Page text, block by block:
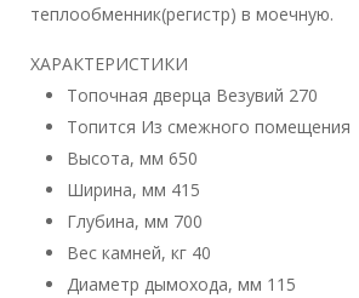
теплообменник(регистр) в моечную.
ХАРАКТЕРИСТИКИ
Топочная дверца Везувий 270
Топится Из смежного помещения
Высота, мм 650
Ширина, мм 415
Глубина, мм 700
Вес камней, кг 40
Диаметр дымохода, мм 115